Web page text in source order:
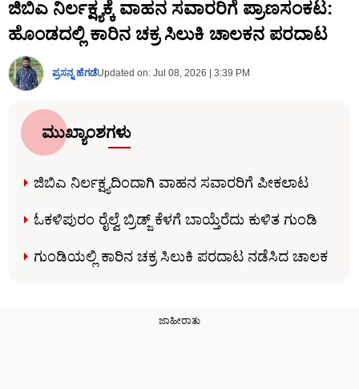
ಜಿಬಿಎ ನಿರ್ಲಕ್ಷ್ಯಕ್ಕೆ ವಾಹನ ಸವಾರರಿಗೆ ಪ್ರಾಣಸಂಕಟ:
ಹೊಂಡದಲ್ಲಿ ಕಾರಿನ ಚಕ್ರ ಸಿಲುಕಿ ಚಾಲಕನ ಪರದಾಟ
ಪ್ರಸನ್ನ ಹೆಗಡೆUpdated on: Jul 08, 2026 | 3:39 PM
ಮುಖ್ಯಾಂಶಗಳು
ಜಿಬಿಎ ನಿರ್ಲಕ್ಷ್ಯದಿಂದಾಗಿ ವಾಹನ ಸವಾರರಿಗೆ ಪೀಕಲಾಟ
ಓಕಳಿಪುರಂ ರೈಲ್ವೆ ಬ್ರಿಡ್ಜ್ ಕೆಳಗೆ ಬಾಯ್ತೆರೆದು ಕುಳಿತ ಗುಂಡಿ
ಗುಂಡಿಯಲ್ಲಿ ಕಾರಿನ ಚಕ್ರ ಸಿಲುಕಿ ಪರದಾಟ ನಡೆಸಿದ ಚಾಲಕ